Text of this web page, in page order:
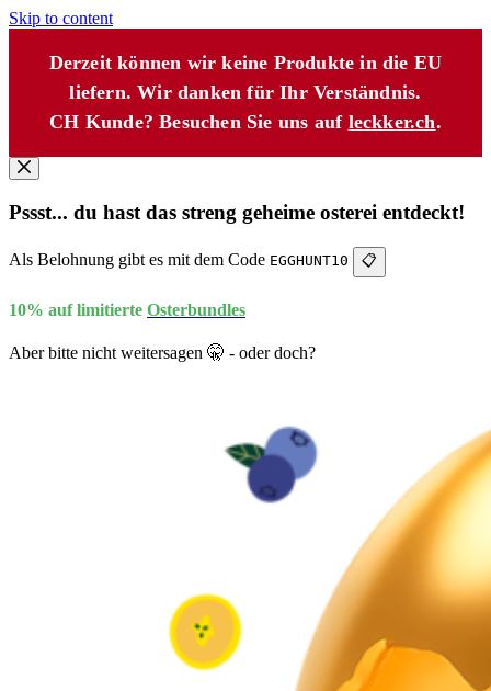
Skip to content
Derzeit können wir keine Produkte in die EU
liefern. Wir danken für Ihr Verständnis.
CH Kunde? Besuchen Sie uns auf leckker.ch.
Pssst... du hast das streng geheime osterei entdeckt!
Als Belohnung gibt es mit dem Code EGGHUNT10 📋
10% auf limitierte Osterbundles
Aber bitte nicht weitersagen 🤫 - oder doch?